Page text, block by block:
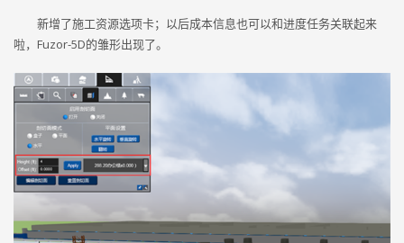
新增了施工资源选项卡；以后成本信息也可以和进度任务关联起来
啦，Fuzor-5D的雏形出现了。